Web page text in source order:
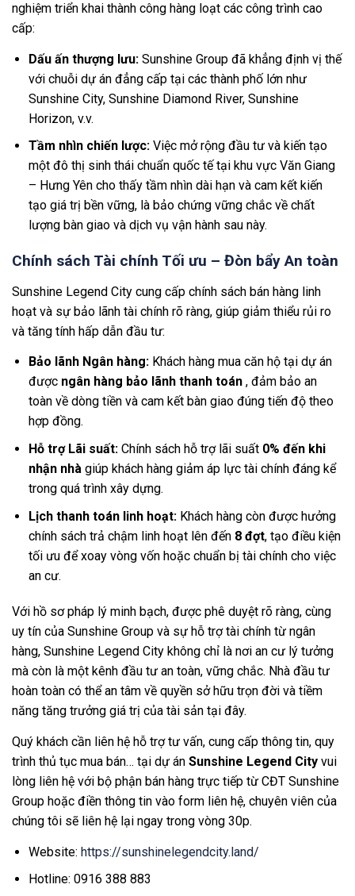
nghiệm triển khai thành công hàng loạt các công trình cao
cấp:
Dấu ấn thượng lưu:Sunshine Group đã khẳng định vị thế
với chuỗi dự án đẳng cấp tại các thành phố lớn như
Sunshine City, Sunshine Diamond River, Sunshine
Horizon, v.v.
Tầm nhìn chiến lược:Việc mở rộng đầu tư và kiến tạo
một đô thị sinh thái chuẩn quốc tế tại khu vực Văn Giang
– Hưng Yên cho thấy tầm nhìn dài hạn và cam kết kiến
tạo giá trị bền vững, là bảo chứng vững chắc về chất
lượng bàn giao và dịch vụ vận hành sau này.
Chính sách Tài chính Tối ưu – Đòn bẩy An toàn
Sunshine Legend City cung cấp chính sách bán hàng linh
hoạt và sự bảo lãnh tài chính rõ ràng, giúp giảm thiểu rủi ro
và tăng tính hấp dẫn đầu tư:
Bảo lãnh Ngân hàng:Khách hàng mua căn hộ tại dự án
được ngân hàng bảo lãnh thanh toán, đảm bảo an
toàn về dòng tiền và cam kết bàn giao đúng tiến độ theo
hợp đồng.
Hỗ trợ Lãi suất:Chính sách hỗ trợ lãi suất 0% đến khi
nhận nhàgiúp khách hàng giảm áp lực tài chính đáng kể
trong quá trình xây dựng.
Lịch thanh toán linh hoạt:Khách hàng còn được hưởng
chính sách trả chậm linh hoạt lên đến 8 đợt, tạo điều kiện
tối ưu để xoay vòng vốn hoặc chuẩn bị tài chính cho việc
an cư.
Với hồ sơ pháp lý minh bạch, được phê duyệt rõ ràng, cùng
uy tín của Sunshine Group và sự hỗ trợ tài chính từ ngân
hàng, Sunshine Legend City không chỉ là nơi an cư lý tưởng
mà còn là một kênh đầu tư an toàn, vững chắc. Nhà đầu tư
hoàn toàn có thể an tâm về quyền sở hữu trọn đời và tiềm
năng tăng trưởng giá trị của tài sản tại đây.
Quý khách cần liên hệ hỗ trợ tư vấn, cung cấp thông tin, quy
trình thủ tục mua bán… tại dự án Sunshine Legend City vui
lòng liên hệ với bộ phận bán hàng trực tiếp từ CĐT Sunshine
Group hoặc điền thông tin vào form liên hệ, chuyên viên của
chúng tôi sẽ liên hệ lại ngay trong vòng 30p.
Website: https://sunshinelegendcity.land/
Hotline: 0916 388 883